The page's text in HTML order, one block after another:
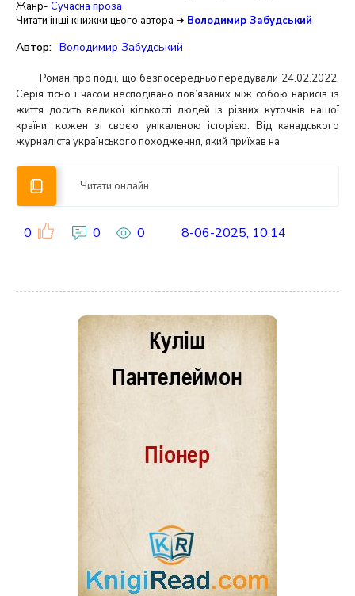
Жанр- Сучасна проза
Читати інші книжки цього автора ➜ Володимир Забудський
Автор: Володимир Забудський
Роман про події, що безпосередньо передували 24.02.2022.
Серія тісно і часом несподівано пов’язаних між собою нарисів із
життя досить великої кількості людей із різних куточків нашої
країни, кожен зі своєю унікальною історією. Від канадського
журналіста українського походження, який приїхав на
Читати онлайн
0 0 0 8-06-2025, 10:14